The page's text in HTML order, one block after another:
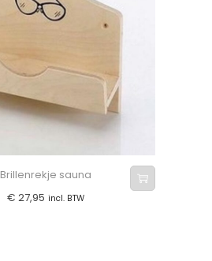
Brillenrekje sauna
€ 27,95 incl. BTW